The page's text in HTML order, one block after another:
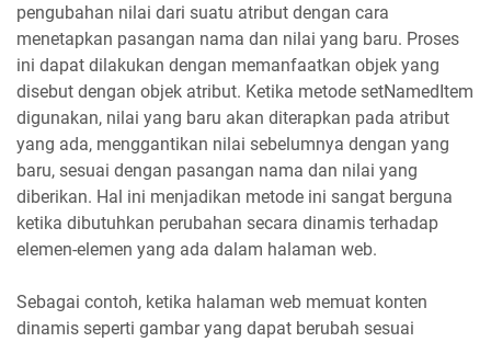
pengubahan nilai dari suatu atribut dengan cara
menetapkan pasangan nama dan nilai yang baru. Proses
ini dapat dilakukan dengan memanfaatkan objek yang
disebut dengan objek atribut. Ketika metode setNamedItem
digunakan, nilai yang baru akan diterapkan pada atribut
yang ada, menggantikan nilai sebelumnya dengan yang
baru, sesuai dengan pasangan nama dan nilai yang
diberikan. Hal ini menjadikan metode ini sangat berguna
ketika dibutuhkan perubahan secara dinamis terhadap
elemen-elemen yang ada dalam halaman web.
Sebagai contoh, ketika halaman web memuat konten
dinamis seperti gambar yang dapat berubah sesuai